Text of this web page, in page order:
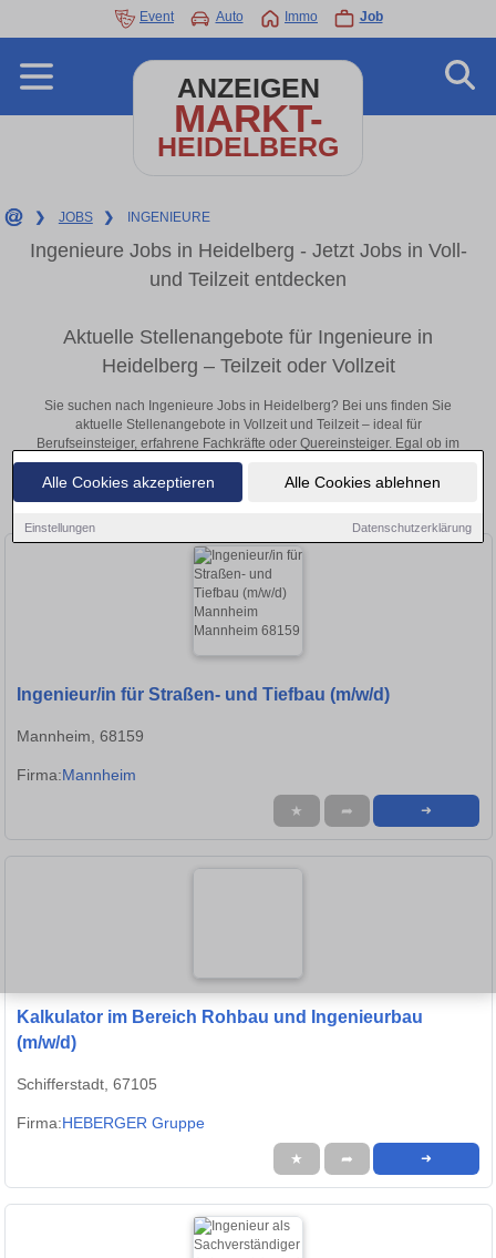
Alle Cookies akzeptieren Alle Cookies ablehnen
Einstellungen Datenschutzerklärung
Event Auto Immo Job
ANZEIGEN
MARKT-
HEIDELBERG
❯ JOBS ❯ INGENIEURE
Ingenieure Jobs in Heidelberg - Jetzt Jobs in Voll-
und Teilzeit entdecken
Aktuelle Stellenangebote für Ingenieure in
Heidelberg – Teilzeit oder Vollzeit
Sie suchen nach Ingenieure Jobs in Heidelberg? Bei uns finden Sie
aktuelle Stellenangebote in Vollzeit und Teilzeit – ideal für
Berufseinsteiger, erfahrene Fachkräfte oder Quereinsteiger. Egal ob im
Büro, vor Ort oder remote: Entdecken Sie jetzt neue Chancen in Ihrer
Region und bewerben Sie sich direkt auf passende Ingenieure-Stellen
in Heidelberg!
Ingenieur/in für Straßen- und Tiefbau (m/w/d)
Mannheim, 68159
Firma:Mannheim
★ ➦ ➜
Kalkulator im Bereich Rohbau und Ingenieurbau
(m/w/d)
Schifferstadt, 67105
Firma:HEBERGER Gruppe
★ ➦ ➜